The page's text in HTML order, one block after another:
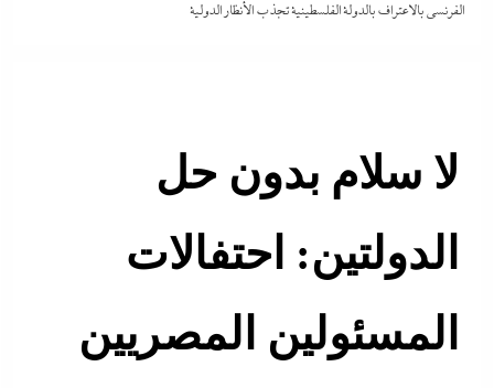
الفرنسي بالاعتراف بالدولة الفلسطينية تجذب الأنظار الدولية
لا سلام بدون حل
الدولتين: احتفالات
المسئولين المصريين